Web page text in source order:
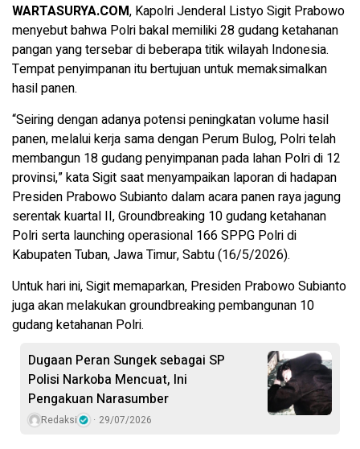
WARTASURYA.COM, Kapolri Jenderal Listyo Sigit Prabowo
menyebut bahwa Polri bakal memiliki 28 gudang ketahanan
pangan yang tersebar di beberapa titik wilayah Indonesia.
Tempat penyimpanan itu bertujuan untuk memaksimalkan
hasil panen.
“Seiring dengan adanya potensi peningkatan volume hasil
panen, melalui kerja sama dengan Perum Bulog, Polri telah
membangun 18 gudang penyimpanan pada lahan Polri di 12
provinsi,” kata Sigit saat menyampaikan laporan di hadapan
Presiden Prabowo Subianto dalam acara panen raya jagung
serentak kuartal II, Groundbreaking 10 gudang ketahanan
Polri serta launching operasional 166 SPPG Polri di
Kabupaten Tuban, Jawa Timur, Sabtu (16/5/2026).
Untuk hari ini, Sigit memaparkan, Presiden Prabowo Subianto
juga akan melakukan groundbreaking pembangunan 10
gudang ketahanan Polri.
Dugaan Peran Sungek sebagai SP
Polisi Narkoba Mencuat, Ini
Pengakuan Narasumber
Redaksi 29/07/2026